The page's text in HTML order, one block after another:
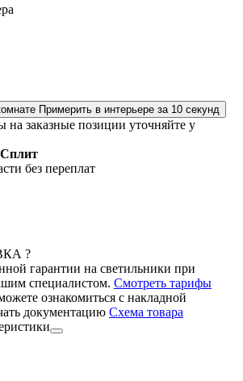
Примерить в интерьере за 10 секунд
на заказные позиции уточняйте у
без переплат
?
гарантии на светильники при
специалистом. Смотреть тарифы
ознакомиться с накладной
документацию Cхема товара